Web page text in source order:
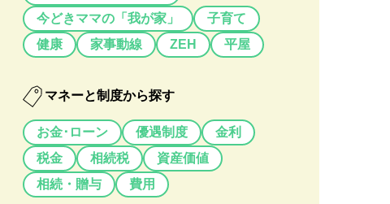
今どきママの「我が家」
子育て
健康
家事動線 ZEH 平屋
マネーと制度から探す
お金･ローン 優遇制度
金利
税金
相続税
資産価値
相続・贈与
費用